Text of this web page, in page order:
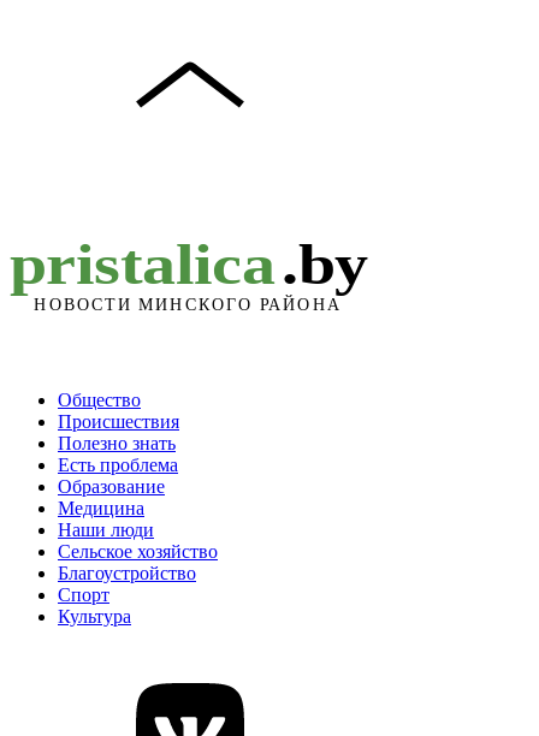
Общество
Происшествия
Полезно знать
Есть проблема
Образование
Медицина
Наши люди
Сельское хозяйство
Благоустройство
Спорт
Культура